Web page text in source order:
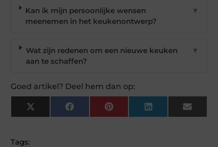
Kan ik mijn persoonlijke wensen
meenemen in het keukenontwerp?
▼
Wat zijn redenen om een nieuwe keuken
aan te schaffen?
▼
Goed artikel? Deel hem dan op:
X
(Twitter)
FacebookPinterest LinkedIn Email
Tags: